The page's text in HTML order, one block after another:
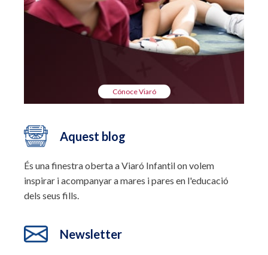
Cónoce Viaró
Aquest blog
És una finestra oberta a Viaró Infantil on volem
inspirar i acompanyar a mares i pares en l'educació
dels seus fills.
Newsletter